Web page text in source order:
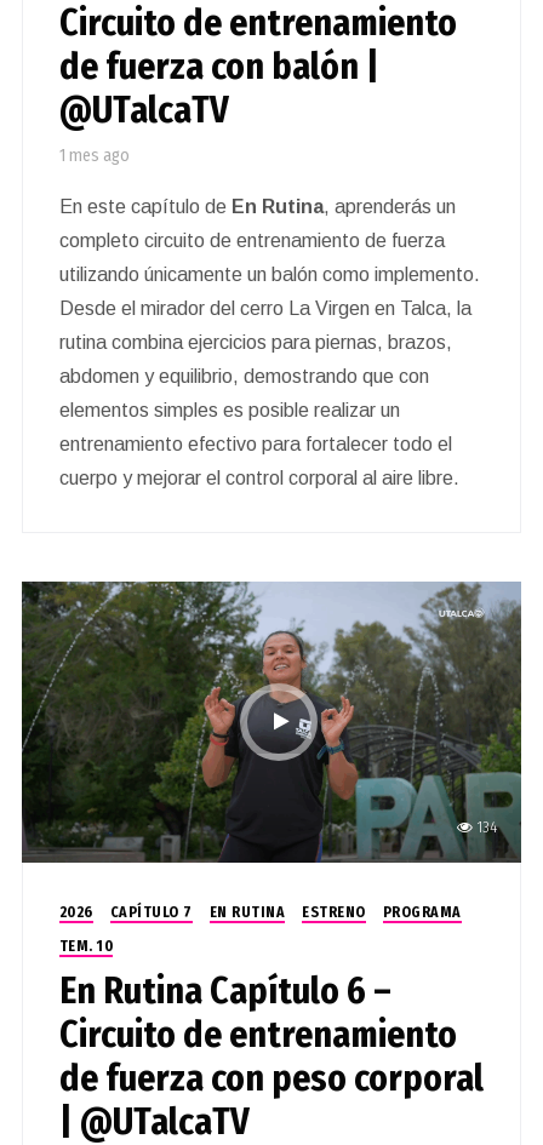
Circuito de entrenamiento
de fuerza con balón |
@UTalcaTV
1 mes ago
En este capítulo de En Rutina, aprenderás un
completo circuito de entrenamiento de fuerza
utilizando únicamente un balón como implemento.
Desde el mirador del cerro La Virgen en Talca, la
rutina combina ejercicios para piernas, brazos,
abdomen y equilibrio, demostrando que con
elementos simples es posible realizar un
entrenamiento efectivo para fortalecer todo el
cuerpo y mejorar el control corporal al aire libre.
134
2026 CAPÍTULO 7 EN RUTINA ESTRENO
PROGRAMA
TEM. 10
En Rutina Capítulo 6 –
Circuito de entrenamiento
de fuerza con peso corporal
| @UTalcaTV